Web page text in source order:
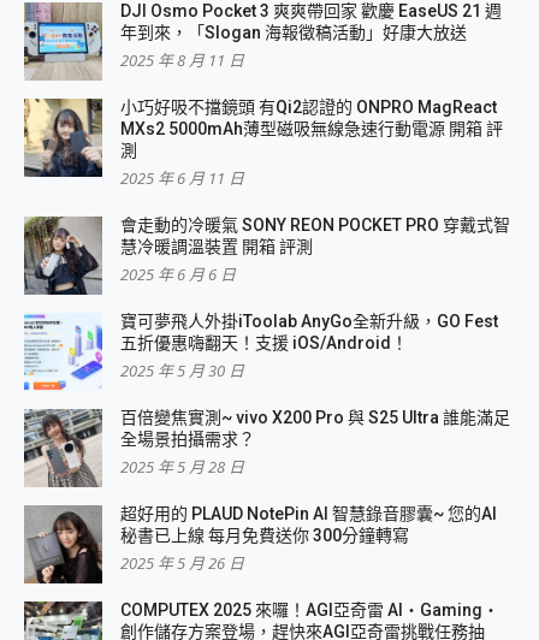
DJI Osmo Pocket 3 爽爽帶回家 歡慶 EaseUS 21 週
年到來，「Slogan 海報徵稿活動」好康大放送
2025 年 8 月 11 日
小巧好吸不擋鏡頭 有Qi2認證的 ONPRO MagReact
MXs2 5000mAh薄型磁吸無線急速行動電源 開箱 評
測
2025 年 6 月 11 日
會走動的冷暖氣 SONY REON POCKET PRO 穿戴式智
慧冷暖調溫裝置 開箱 評測
2025 年 6 月 6 日
寶可夢飛人外掛iToolab AnyGo全新升級，GO Fest
五折優惠嗨翻天！支援 iOS/Android！
2025 年 5 月 30 日
百倍變焦實測~ vivo X200 Pro 與 S25 Ultra 誰能滿足
全場景拍攝需求？
2025 年 5 月 28 日
超好用的 PLAUD NotePin AI 智慧錄音膠囊~ 您的AI
秘書已上線 每月免費送你 300分鐘轉寫
2025 年 5 月 26 日
COMPUTEX 2025 來囉！AGI亞奇雷 AI・Gaming・
創作儲存方案登場，趕快來AGI亞奇雷挑戰任務抽